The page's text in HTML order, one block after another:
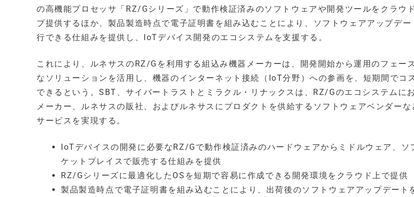
の高機能プロセッサ「RZ/Gシリーズ」で動作検証済みのソフトウェアや開発ツールをクラウ
プ提供するほか、製品製造時点で電子証明書を組み込むことにより、ソフトウェアアップデー
行できる仕組みを提供し、IoTデバイス開発のエコシステムを支援する。
これにより、ルネサスのRZ/Gを利用する組込み機器メーカーは、開発開始から運用のフェー
なソリューションを活用し、機器のインターネット接続（IoT分野）への参画を、短期間でコ
できるという。SBT、サイバートラストとミラクル・リナックスは、RZ/Gのエコシステムに
メーカー、ルネサスの販社、およびルネサスにプロダクトを供給するソフトウェアベンダー
サービスを実現する。
IoTデバイスの開発に必要なRZ/Gで動作検証済みのハードウェアからミドルウェア、ソ
ケットプレイスで販売する仕組みを提供
RZ/Gシリーズに最適化したOSを短期で容易に作成できる開発環境をクラウド上で提供
製品製造時点で電子証明書を組み込むことにより、出荷後のソフトウェアアップデート